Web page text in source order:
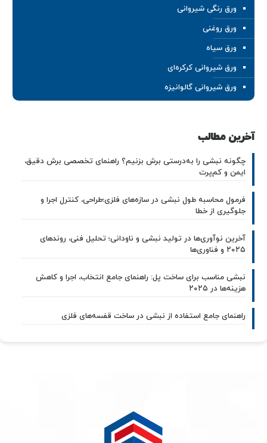
ورق رنگی شیروانی
ورق روغنی
ورق سیاه
ورق شیروانی کرکره‌ای
ورق شیروانی گالوانیزه
آخرین مطالب
چگونه نبشی را به‌درستی برش بزنیم؟ راهنمای تخصصی برش دقیق،
ایمن و کم‌پرت
فرمول محاسبه طول نبشی در سازه‌های فلزی؛طراحی، کنترل اجرا و
جلوگیری از خطا
آخرین نوآوری‌ها در تولید نبشی و ناودانی؛ تحلیل فنی، روندهای
۲۰۲۵ و فناوری‌ها
نبشی مناسب برای ساخت پل: راهنمای جامع انتخاب، اجرا و کاهش
هزینه‌ها در ۲۰۲۵
راهنمای جامع استفاده از نبشی در ساخت قفسه‌های فلزی